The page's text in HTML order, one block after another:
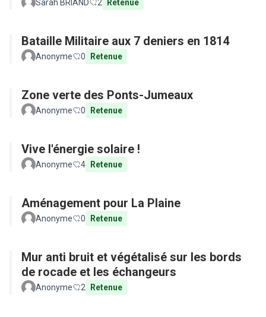
Sarah BRIAND 2 Retenue
Bataille Militaire aux 7 deniers en 1814
Anonyme 0 Retenue
Zone verte des Ponts-Jumeaux
Anonyme 0 Retenue
Vive l'énergie solaire !
Anonyme 4 Retenue
Aménagement pour La Plaine
Anonyme 0 Retenue
Mur anti bruit et végétalisé sur les bords
de rocade et les échangeurs
Anonyme 2 Retenue